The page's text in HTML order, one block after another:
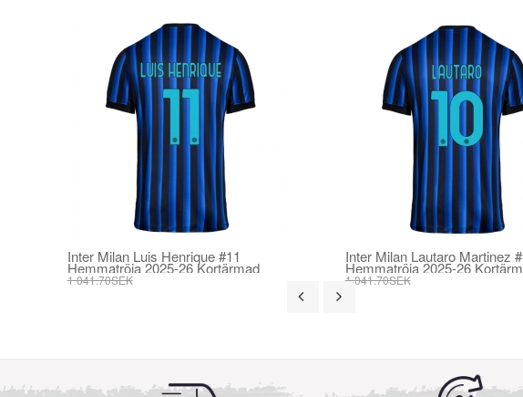
Inter Milan Luis Henrique #11
Hemmatröja 2025-26 Kortärmad
1 041.70SEK
Inter Milan Lautaro Martinez
Hemmatröja 2025-26
1 041.70SEK